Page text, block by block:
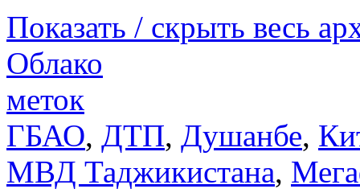
Показать / скрыть весь
Облако
меток
ГБАО, ДТП, Душанбе,
МВД Таджикистана,